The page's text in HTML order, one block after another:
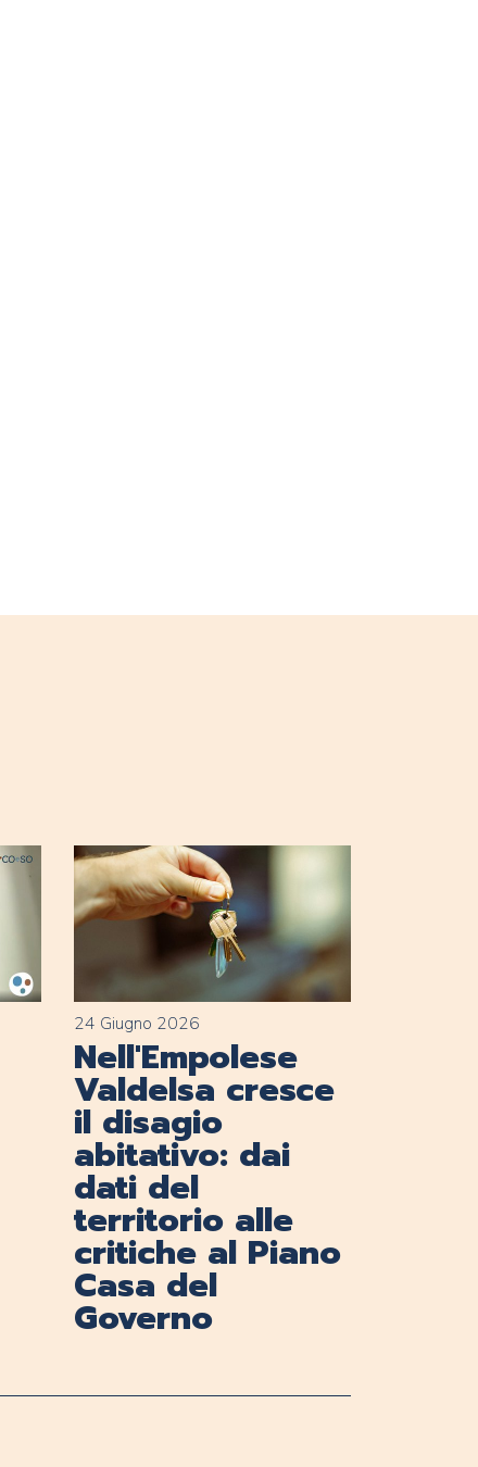
24 Giugno 2026
Nell'Empolese
Valdelsa cresce
il disagio
abitativo: dai
dati del
territorio alle
critiche al Piano
Casa del
Governo